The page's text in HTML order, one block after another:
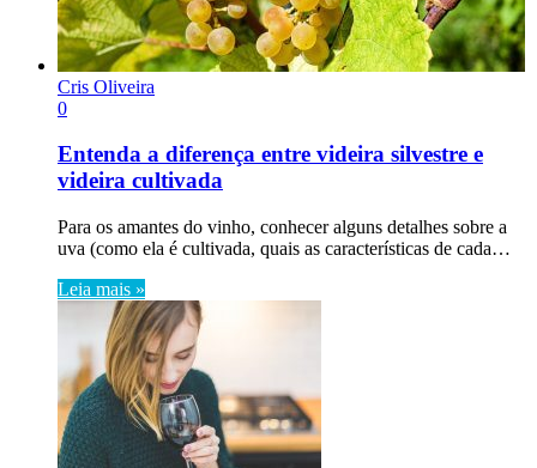
Cris Oliveira
0
Entenda a diferença entre videira silvestre e
videira cultivada
Para os amantes do vinho, conhecer alguns detalhes sobre a
uva (como ela é cultivada, quais as características de cada…
Leia mais »